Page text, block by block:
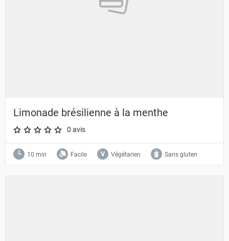
Limonade brésilienne à la menthe
A star rating of 0 out of 5.
0 avis
10 min Facile Végétarien Sans gluten